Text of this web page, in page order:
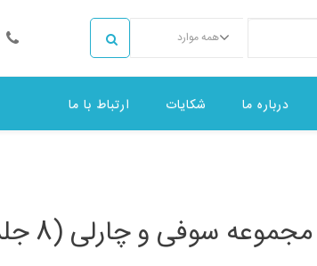
همه موارد
درباره ما شکایات ارتباط با ما
مجموعه سوفی و چارلی (8 جلدی)